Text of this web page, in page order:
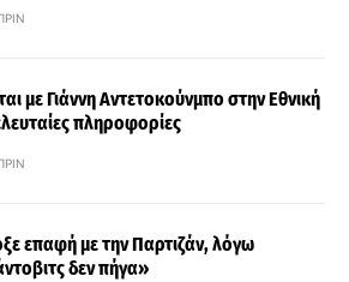
με Γιάννη Αντετοκούνμπο στην Εθνική
πληροφορίες
επαφή με την Παρτιζάν, λόγω
δεν πήγα»